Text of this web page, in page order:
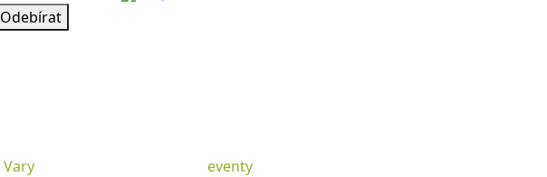
Odebírat
Vary
eventy